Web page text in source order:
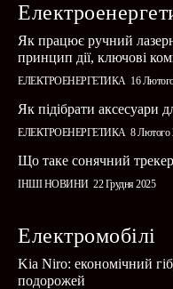
Як працює ручний
принцип дії, ключові
ЕЛЕКТРОЕНЕРГЕТИКА 16
Як підібрати аксесуари
ЕЛЕКТРОЕНЕРГЕТИКА 8 Лютого
Що таке сонячний
ІНШІ НОВИНИ 22 Грудня 2025
Електромобілі
Kia Niro: економічний
подорожей